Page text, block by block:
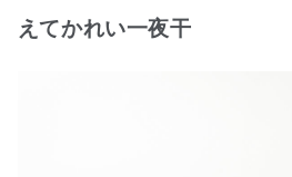
えてかれい一夜干